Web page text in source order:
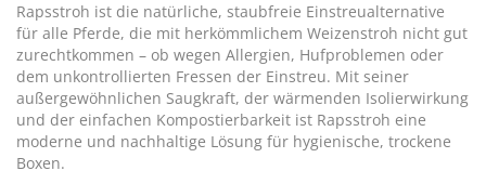
Rapsstroh ist die natürliche, staubfreie Einstreualternative
für alle Pferde, die mit herkömmlichem Weizenstroh nicht gut
zurechtkommen – ob wegen Allergien, Hufproblemen oder
dem unkontrollierten Fressen der Einstreu. Mit seiner
außergewöhnlichen Saugkraft, der wärmenden Isolierwirkung
und der einfachen Kompostierbarkeit ist Rapsstroh eine
moderne und nachhaltige Lösung für hygienische, trockene
Boxen.